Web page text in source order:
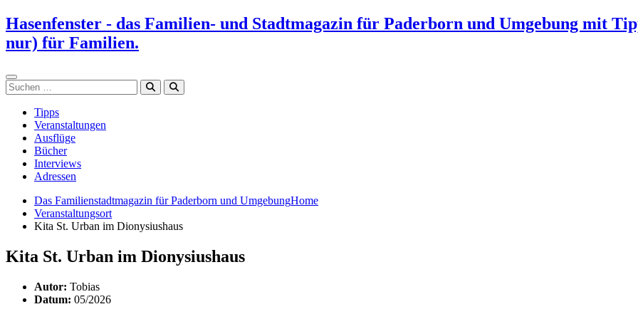
Zum
Inhalt
springen
Hasenfenster - das Familien- und Stadtmagazin für Paderborn und Umgebung mit
nur) für Familien.
Suchen
Tipps
Veranstaltungen
Ausflüge
Bücher
Interviews
Adressen
Das Familienstadtmagazin für Paderborn und UmgebungHome
Veranstaltungsort
Kita St. Urban im Dionysiushaus
Kita St. Urban im Dionysiushaus
Autor: Tobias
Datum: 05/2026